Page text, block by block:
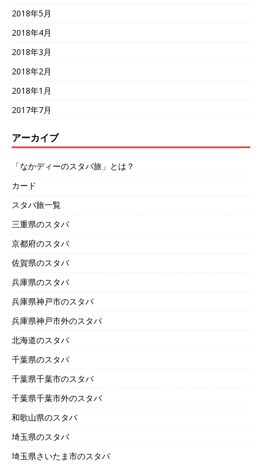
2018年5月
2018年4月
2018年3月
2018年2月
2018年1月
2017年7月
アーカイブ
「なかディーのスタバ旅」とは？
カード
スタバ旅一覧
三重県のスタバ
京都府のスタバ
佐賀県のスタバ
兵庫県のスタバ
兵庫県神戸市のスタバ
兵庫県神戸市外のスタバ
北海道のスタバ
千葉県のスタバ
千葉県千葉市のスタバ
千葉県千葉市外のスタバ
和歌山県のスタバ
埼玉県のスタバ
埼玉県さいたま市のスタバ